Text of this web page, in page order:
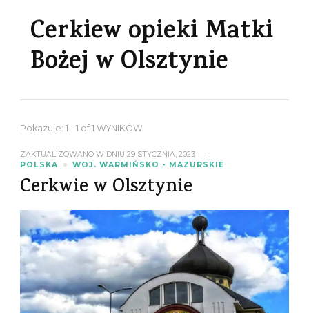
Cerkiew opieki Matki
Bożej w Olsztynie
Pokazuje: 1 - 1 of 1 WYNIKÓW
ZAKTUALIZOWANO W DNIU 29 STYCZNIA, 2023
POLSKA
WOJ. WARMIŃSKO - MAZURSKIE
Cerkwie w Olsztynie